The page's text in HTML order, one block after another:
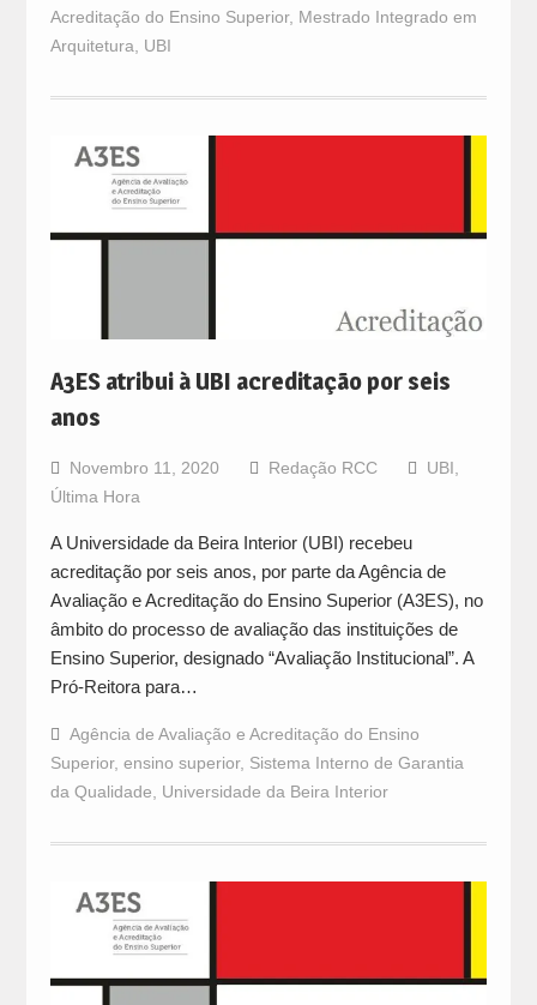
Acreditação do Ensino Superior, Mestrado Integrado em
Arquitetura
UBI
A3ES atribui à UBI acreditação por seis
anos
Novembro 11, 2020 Redação RCC UBI
Última Hora
A Universidade da Beira Interior (UBI) recebeu
acreditação por seis anos, por parte da Agência de
Avaliação e Acreditação do Ensino Superior (A3ES), no
âmbito do processo de avaliação das instituições de
Ensino Superior, designado “Avaliação Institucional”. A
Pró-Reitora para…
Agência de Avaliação e Acreditação do Ensino
Superior, ensino superior, Sistema Interno de Garantia
da Qualidade
Universidade da Beira Interior